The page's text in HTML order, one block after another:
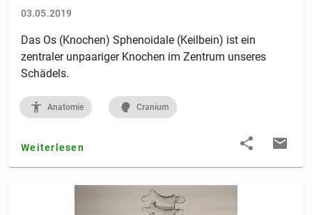
03.05.2019
Das Os (Knochen) Sphenoidale (Keilbein) ist ein
zentraler unpaariger Knochen im Zentrum unseres
Schädels.
Anatomie Cranium
Weiterlesen